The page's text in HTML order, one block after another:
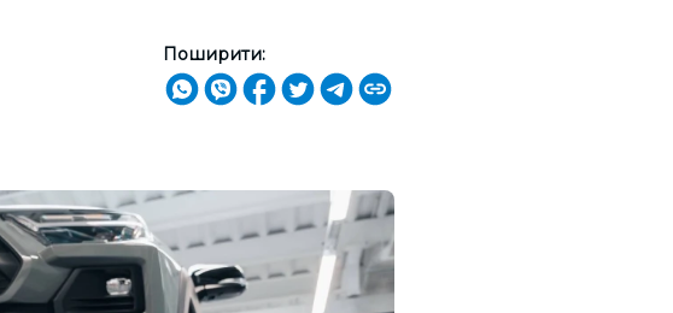
Поширити: